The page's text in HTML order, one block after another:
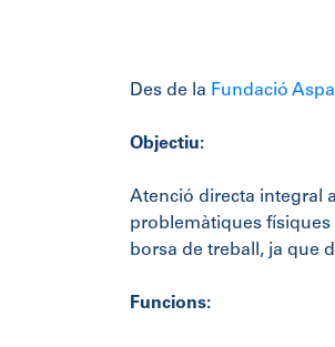
Des de la Fundació
Objectiu:
Atenció directa integral
problemàtiques físiques
borsa de treball, ja que
Funcions: